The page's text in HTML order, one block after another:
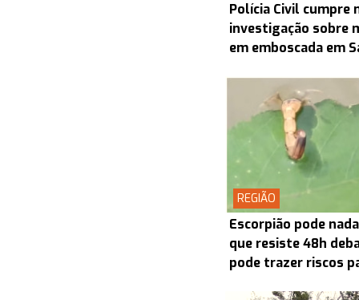
Polícia Civil cumpre
investigação sobre
em emboscada em
REGIÃO
Escorpião pode
que resiste 48h
pode trazer riscos